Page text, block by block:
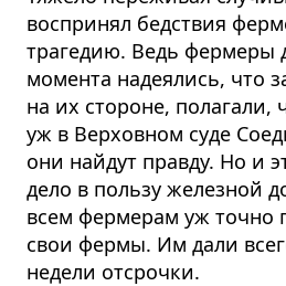
воспринял бедствия
трагедию. Ведь фермеры
момента надеялись, что
на их стороне, полагали,
уж в Верховном суде
они найдут правду. Но и
дело в пользу железной
всем фермерам уж точно
свои фермы. Им дали
недели отсрочки.